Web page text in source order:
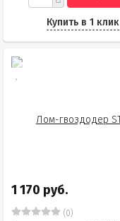
Купить в 1 клик
1 170 руб.
(0)